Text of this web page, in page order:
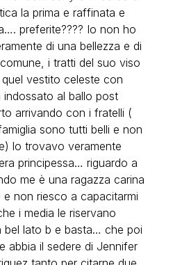
la prima e raffinata e
preferite???? Io non ho
di una bellezza e di
i tratti del suo viso
vestito celeste con
indossato al ballo post
arrivando con i fratelli (
sono tutti belli e non
lo trovavo veramente
principessa… riguardo a
me è una ragazza carina
non riesco a capacitarmi
i media le riservano
bel lato b e basta… che poi
abbia il sedere di Jennifer